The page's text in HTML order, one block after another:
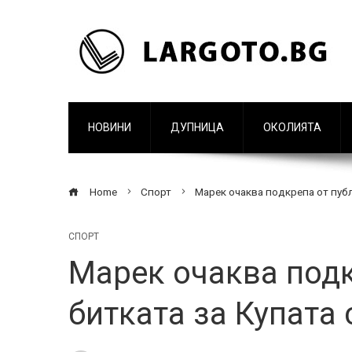
НОВИНИ ДУПНИЦА ОКОЛИЯТА
Home Спорт Марек очаква подкрепа от
СПОРТ
Марек очаква
битката за